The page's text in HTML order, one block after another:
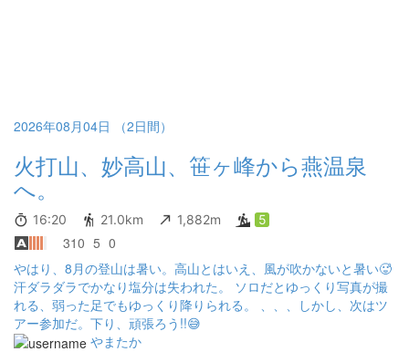
2026年08月04日 （2日間）
火打山、妙高山、笹ヶ峰から燕温泉
へ。
16:20 21.0km 1,882m 5
310 5 0
やはり、8月の登山は暑い。高山とはいえ、風が吹かないと暑い🥵
汗ダラダラでかなり塩分は失われた。 ソロだとゆっくり写真が撮
れる、弱った足でもゆっくり降りられる。 、、、しかし、次はツ
アー参加だ。下り、頑張ろう!!😅
やまたか